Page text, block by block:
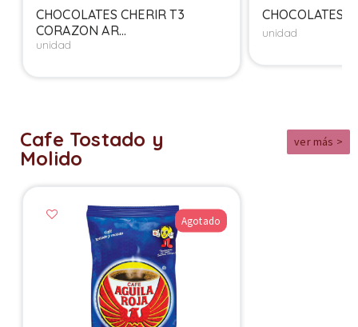
CHOCOLATES CHERIR T3
CORAZON AR...
unidad
CHOCOLATES
unidad
Cafe Tostado y
Molido
ver más >
Agotado